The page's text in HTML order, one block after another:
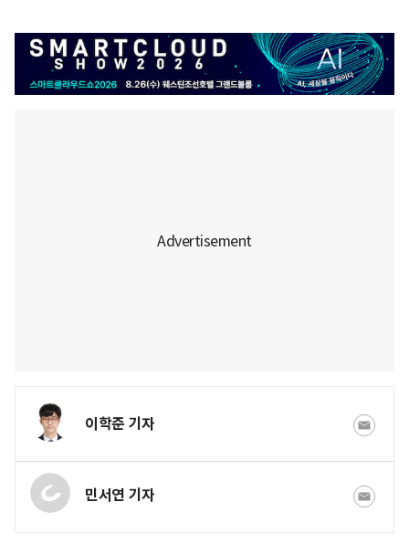
이학준 기자
민서연 기자